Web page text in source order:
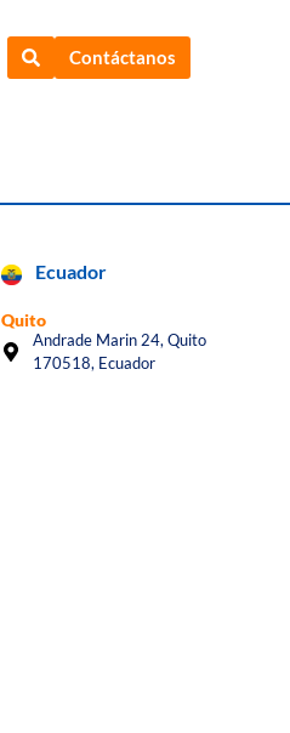
Contáctanos
Ecuador
Quito
Andrade Marin 24, Quito
170518, Ecuador